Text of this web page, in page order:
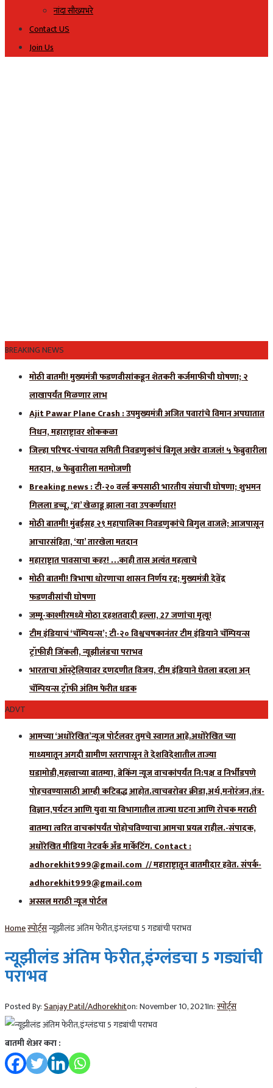
नांदा सौख्यभरे
Contact US
Join Us
BREAKING NEWS
मोठी बातमी! मुख्यमंत्री फडणवीसांकडून शेतकरी कर्जमाफीची घोषणा; २
लाखापर्यंत मिळणार लाभ
Ajit Pawar Plane Crash : उपमुख्यमंत्री अजित पवारांचे विमान अपघातात
निधन, महाराष्ट्रावर शोककळा
जिल्हा परिषद-पंचायत समिती निवडणुकांचं बिगूल अखेर वाजलं! ५ फेब्रुवारीला
मतदान, ७ फेब्रुवारीला मतमोजणी
Breaking news : टी-२० वर्ल्ड कपसाठी भारतीय संघाची घोषणा; शुभमन
गिलला डच्चू, ‘हा’ खेळाडू झाला नवा उपकर्णधार!
मोठी बातमी! मुंबईसह २९ महापालिका निवडणुकांचे बिगुल वाजले; आजपासून
आचारसंहिता, ‘या’ तारखेला मतदान
महाराष्ट्रात पावसाचा कहर! …काही तास अत्यंत महत्वाचे
मोठी बातमी! त्रिभाषा धोरणाचा शासन निर्णय रद्द; मुख्यमंत्री देवेंद्र
फडणवीसांची घोषणा
जम्मू-काश्मीरमध्ये मोठा दहशतवादी हल्ला, 27 जणांचा मृत्यू!
टीम इंडियाचं ‘चॅम्पियन्स’; टी-२० विश्वचषकानंतर टीम इंडियाने चॅम्पियन्स
ट्रॉफीही जिंकली, न्यूझीलंडचा पराभव
भारताचा ऑस्ट्रेलियावर दणदणीत विजय, टीम इंडियाने घेतला बदला अन्
चॅम्पियन्स ट्रॉफी अंतिम फेरीत धडक
ADVT
आमच्या ‘अधोरेखित’न्यूज पोर्टलवर तुमचे स्वागत आहे.अधोरेखित च्या
माध्यमातून अगदी ग्रामीण स्तरापासून ते देशविदेशातील ताज्या
घडामोडी,महत्त्वाच्या बातम्या, ब्रेकिंग न्यूज वाचकांपर्यंत नि:पक्ष व निर्भीडपणे
पोहचवण्यासाठी आम्ही कटिबद्ध आहोत.त्याचबरोबर क्रीडा,अर्थ,मनोरंजन,तंत्र-
विज्ञान,पर्यटन आणि युवा या विभागातील ताज्या घटना आणि रोचक मराठी
बातम्या त्वरित वाचकांपर्यंत पोहोचविण्याचा आमचा प्रयत्न राहील.-संपादक,
अधोरेखित मीडिया नेटवर्क अँड मार्केटिंग. Contact :
adhorekhit999@gmail.com // महाराष्ट्रातून बातमीदार हवेत. संपर्क-
adhorekhit999@gmail.com
अस्सल मराठी न्यूज पोर्टल
Homeस्पोर्ट्सन्यूझीलंड अंतिम फेरीत,इंग्लंडचा 5 गड्यांची पराभव
न्यूझीलंड अंतिम फेरीत,इंग्लंडचा 5 गड्यांची
पराभव
Posted By:Sanjay Patil/Adhorekhiton:November 10, 2021In:स्पोर्ट्स
बातमी शेअर करा :